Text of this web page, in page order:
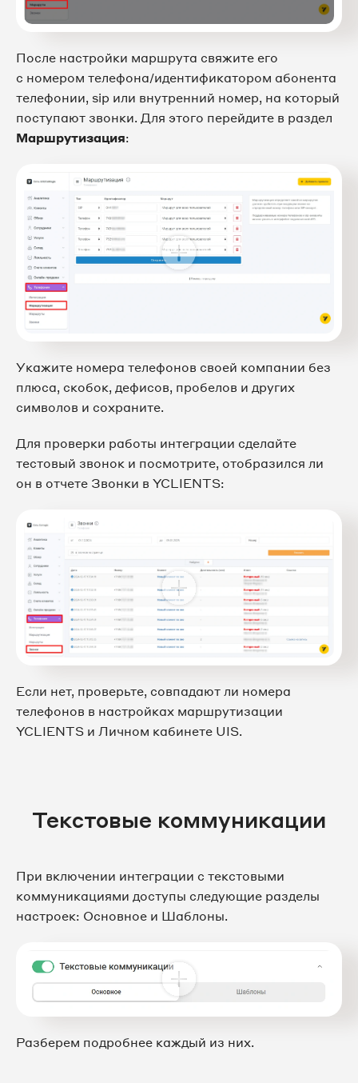
После настройки маршрута свяжите его
с номером телефона/идентификатором абонента
телефонии, sip или внутренний номер, на который
поступают звонки. Для этого перейдите в раздел
Маршрутизация:
Укажите номера телефонов своей компании без
плюса, скобок, дефисов, пробелов и других
символов и сохраните.
Для проверки работы интеграции сделайте
тестовый звонок и посмотрите, отобразился ли
он в отчете Звонки в YCLIENTS:
Если нет, проверьте, совпадают ли номера
телефонов в настройках маршрутизации
YCLIENTS и Личном кабинете UIS.
Текстовые коммуникации
При включении интеграции с текстовыми
коммуникациями доступы следующие разделы
настроек: Основное и Шаблоны.
Разберем подробнее каждый из них.